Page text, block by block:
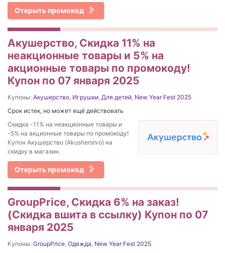
Открыть промокод
Акушерство, Скидка 11% на
неакционные товары и 5% на
акционные товары по промокоду!
Купон по 07 января 2025
Купоны: Акушерство, Игрушки, Для детей, New Year Fest 2025
Срок истек, но может ещё действовать
Скидка -11% на неакционные товары и
-5% на акционные товары по промокоду!
Купон Акушерство (Akusherstvo) на
скидку в магазин.
Открыть промокод
GroupPrice, Скидка 6% на заказ!
(Скидка вшита в ссылку) Купон по 07
января 2025
Купоны: GroupPrice, Одежда, New Year Fest 2025